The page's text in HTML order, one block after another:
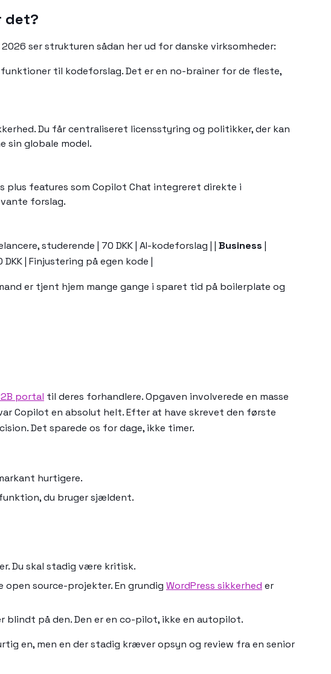
det?
ser strukturen sådan her ud for danske virksomheder:
til kodeforslag. Det er en no-brainer for de fleste,
Du får centraliseret licensstyring og politikker, der kan
sin globale model.
plus features som Copilot Chat integreret direkte i
forslag.
studerende | 70 DKK | AI-kodeforslag | | Business |
| Finjustering på egen kode |
er tjent hjem mange gange i sparet tid på boilerplate og
portal til deres forhandlere. Opgaven involverede en masse
Copilot en absolut helt. Efter at have skrevet den første
Det sparede os for dage, ikke timer.
hurtigere.
du bruger sjældent.
Du skal stadig være kritisk.
source-projekter. En grundig WordPress sikkerhed er
på den. Den er en co-pilot, ikke en autopilot.
en, men en der stadig kræver opsyn og review fra en senior